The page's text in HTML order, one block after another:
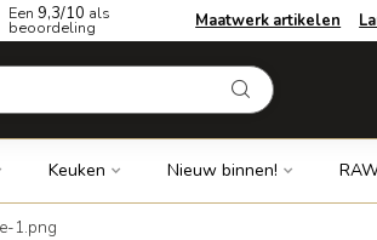
Een 9,3/10 als
beoordeling Maatwerk artikelen
Keuken Nieuw binnen!
1.png